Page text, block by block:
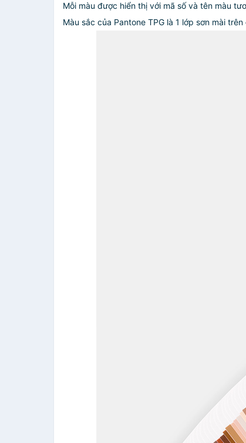
Mỗi màu được hiển thị với mã số và tên màu
Màu sắc của Pantone TPG là 1 lớp sơn mài